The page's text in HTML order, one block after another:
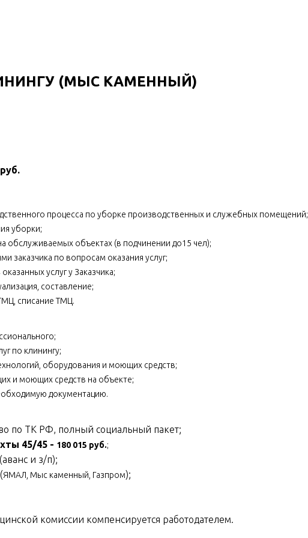
(МЫС КАМЕННЫЙ)
процесса по уборке производственных и служебных помещений;
уборки;
обслуживаемых объектах (в подчинении до15 чел);
заказчика по вопросам оказания услуг;
услуг у Заказчика;
составление;
списание ТМЦ.
по клинингу;
оборудования и моющих средств;
и моющих средств на объекте;
документацию.
по ТК РФ, полный социальный пакет;
45/45 - 180 015 руб.;
и з/п);
ЯМАЛ, Мыс каменный, Газпром);
комиссии компенсируется работодателем.